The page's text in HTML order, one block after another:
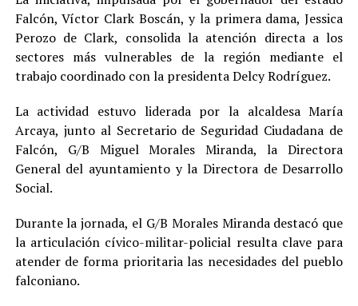
Falcón, Víctor Clark Boscán, y la primera dama, Jessica
Perozo de Clark, consolida la atención directa a los
sectores más vulnerables de la región mediante el
trabajo coordinado con la presidenta Delcy Rodríguez.
La actividad estuvo liderada por la alcaldesa María
Arcaya, junto al Secretario de Seguridad Ciudadana de
Falcón, G/B Miguel Morales Miranda, la Directora
General del ayuntamiento y la Directora de Desarrollo
Social.
Durante la jornada, el G/B Morales Miranda destacó que
la articulación cívico-militar-policial resulta clave para
atender de forma prioritaria las necesidades del pueblo
falconiano.